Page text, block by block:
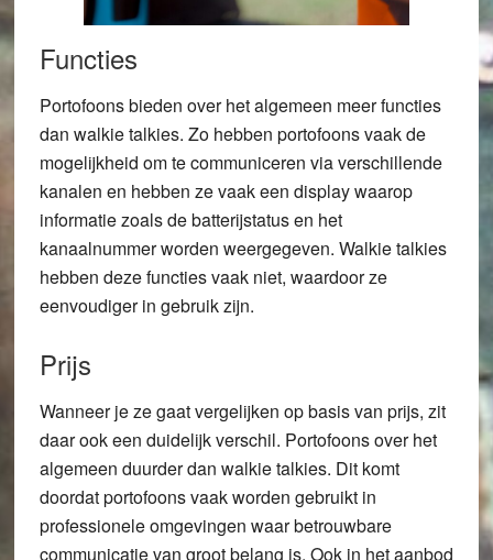
Functies
Portofoons bieden over het algemeen meer functies
dan walkie talkies. Zo hebben portofoons vaak de
mogelijkheid om te communiceren via verschillende
kanalen en hebben ze vaak een display waarop
informatie zoals de batterijstatus en het
kanaalnummer worden weergegeven. Walkie talkies
hebben deze functies vaak niet, waardoor ze
eenvoudiger in gebruik zijn.
Prijs
Wanneer je ze gaat vergelijken op basis van prijs, zit
daar ook een duidelijk verschil. Portofoons over het
algemeen duurder dan walkie talkies. Dit komt
doordat portofoons vaak worden gebruikt in
professionele omgevingen waar betrouwbare
communicatie van groot belang is. Ook in het aanbod